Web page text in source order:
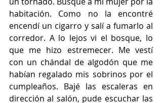
habitación. Como no la encontré
encendí un cigarro y salí a fumarlo al
corredor. A lo lejos vi el bosque, lo
que me hizo estremecer. Me vestí
con un chándal de algodón que me
habían regalado mis sobrinos por el
cumpleaños. Bajé las escaleras en
dirección al salón, pude escuchar las